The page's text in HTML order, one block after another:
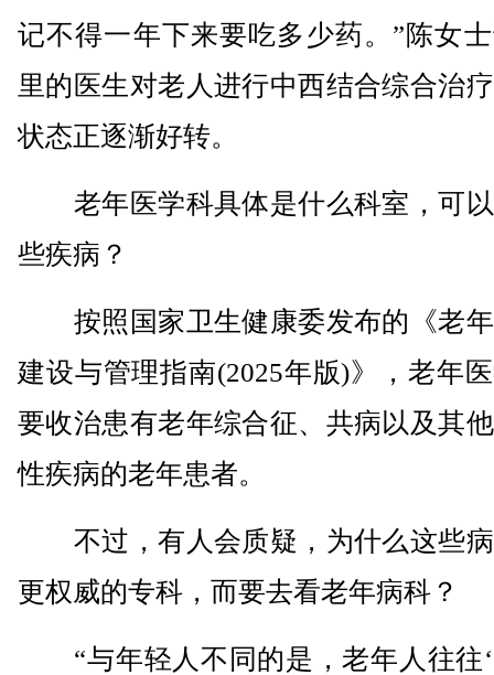
记不得一年下来要吃多少药。”陈女
里的医生对老人进行中西结合综合治
状态正逐渐好转。
老年医学科具体是什么科室，可
些疾病？
按照国家卫生健康委发布的《老
建设与管理指南(2025年版)》，老年
要收治患有老年综合征、共病以及其
性疾病的老年患者。
不过，有人会质疑，为什么这些
更权威的专科，而要去看老年病科？
“与年轻人不同的是，老年人往往